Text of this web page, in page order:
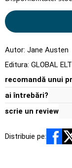
Autor: Jane Austen
Editura: GLOBAL
recomandă unui
ai întrebări?
scrie un review
Distribuie pe: